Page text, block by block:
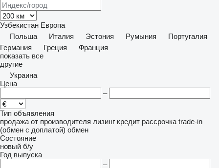
Узбекистан Европа
Польша
Италия Эстония Румыния
Португалия
Германия
Греция
Франция
показать все
другие
Украина
Цена
–
Тип объявления
продажа от производителя лизинг кредит рассрочка trade-in
(обмен с доплатой) обмен
Состояние
новый б/у
Год выпуска
–